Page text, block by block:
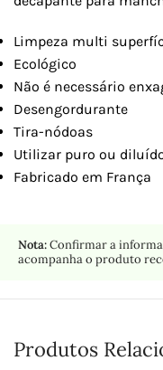
Limpeza multi
Ecológico
Não é necessário
Desengordurante
Tira-nódoas
Utilizar puro ou
Fabricado em França
Nota:Confirmar a
acompanha o produto
Produtos